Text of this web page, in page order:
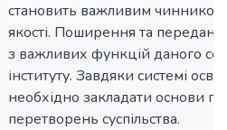
становить важливим
якості. Поширення та
з важливих функцій даного
інституту. Завдяки системі
необхідно закладати основи
перетворень суспільства.